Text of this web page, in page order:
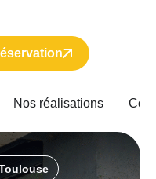
Nos réalisations